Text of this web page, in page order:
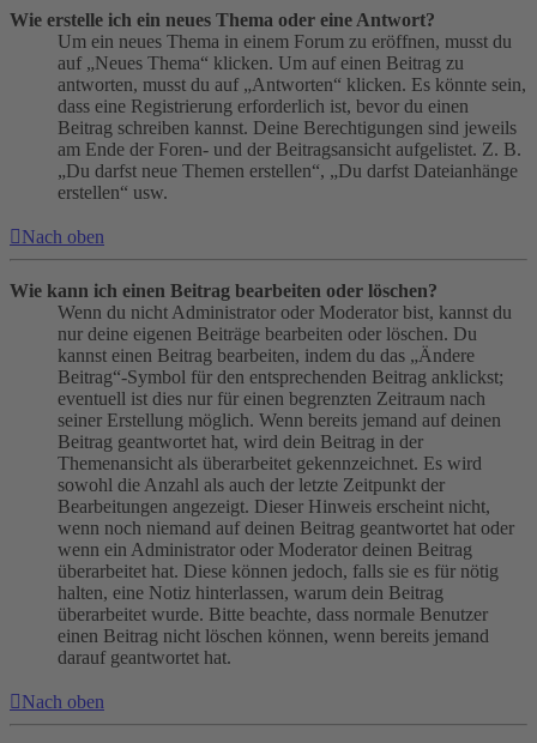
Wie erstelle ich ein neues Thema oder eine Antwort?
Um ein neues Thema in einem Forum zu eröffnen, musst du
auf „Neues Thema“ klicken. Um auf einen Beitrag zu
antworten, musst du auf „Antworten“ klicken. Es könnte sein,
dass eine Registrierung erforderlich ist, bevor du einen
Beitrag schreiben kannst. Deine Berechtigungen sind jeweils
am Ende der Foren- und der Beitragsansicht aufgelistet. Z. B.
„Du darfst neue Themen erstellen“, „Du darfst Dateianhänge
erstellen“ usw.
Nach oben
Wie kann ich einen Beitrag bearbeiten oder löschen?
Wenn du nicht Administrator oder Moderator bist, kannst du
nur deine eigenen Beiträge bearbeiten oder löschen. Du
kannst einen Beitrag bearbeiten, indem du das „Ändere
Beitrag“-Symbol für den entsprechenden Beitrag anklickst;
eventuell ist dies nur für einen begrenzten Zeitraum nach
seiner Erstellung möglich. Wenn bereits jemand auf deinen
Beitrag geantwortet hat, wird dein Beitrag in der
Themenansicht als überarbeitet gekennzeichnet. Es wird
sowohl die Anzahl als auch der letzte Zeitpunkt der
Bearbeitungen angezeigt. Dieser Hinweis erscheint nicht,
wenn noch niemand auf deinen Beitrag geantwortet hat oder
wenn ein Administrator oder Moderator deinen Beitrag
überarbeitet hat. Diese können jedoch, falls sie es für nötig
halten, eine Notiz hinterlassen, warum dein Beitrag
überarbeitet wurde. Bitte beachte, dass normale Benutzer
einen Beitrag nicht löschen können, wenn bereits jemand
darauf geantwortet hat.
Nach oben